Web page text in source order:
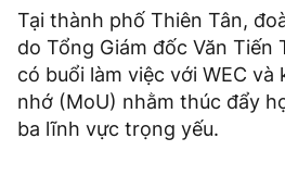
Tại thành phố Thiên Tân,
do Tổng Giám đốc Văn Tiến
có buổi làm việc với WEC và
nhớ (MoU) nhằm thúc đẩy
ba lĩnh vực trọng yếu.